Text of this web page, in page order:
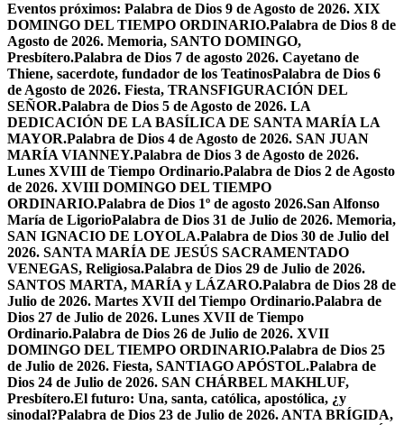
Eventos próximos: Palabra de Dios 9 de Agosto de 2026. XIX
DOMINGO DEL TIEMPO ORDINARIO.Palabra de Dios 8 de
Agosto de 2026. Memoria, SANTO DOMINGO,
Presbítero.Palabra de Dios 7 de agosto 2026. Cayetano de
Thiene, sacerdote, fundador de los TeatinosPalabra de Dios 6
de Agosto de 2026. Fiesta, TRANSFIGURACIÓN DEL
SEÑOR.Palabra de Dios 5 de Agosto de 2026. LA
DEDICACIÓN DE LA BASÍLICA DE SANTA MARÍA LA
MAYOR.Palabra de Dios 4 de Agosto de 2026. SAN JUAN
MARÍA VIANNEY.Palabra de Dios 3 de Agosto de 2026.
Lunes XVIII de Tiempo Ordinario.Palabra de Dios 2 de Agosto
de 2026. XVIII DOMINGO DEL TIEMPO
ORDINARIO.Palabra de Dios 1º de agosto 2026.San Alfonso
María de LigorioPalabra de Dios 31 de Julio de 2026. Memoria,
SAN IGNACIO DE LOYOLA.Palabra de Dios 30 de Julio del
2026. SANTA MARÍA DE JESÚS SACRAMENTADO
VENEGAS, Religiosa.Palabra de Dios 29 de Julio de 2026.
SANTOS MARTA, MARÍA y LÁZARO.Palabra de Dios 28 de
Julio de 2026. Martes XVII del Tiempo Ordinario.Palabra de
Dios 27 de Julio de 2026. Lunes XVII de Tiempo
Ordinario.Palabra de Dios 26 de Julio de 2026. XVII
DOMINGO DEL TIEMPO ORDINARIO.Palabra de Dios 25
de Julio de 2026. Fiesta, SANTIAGO APÓSTOL.Palabra de
Dios 24 de Julio de 2026. SAN CHÁRBEL MAKHLUF,
Presbítero.El futuro: Una, santa, católica, apostólica, ¿y
sinodal?Palabra de Dios 23 de Julio de 2026. ANTA BRÍGIDA,